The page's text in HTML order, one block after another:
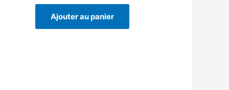
Ajouter au panier